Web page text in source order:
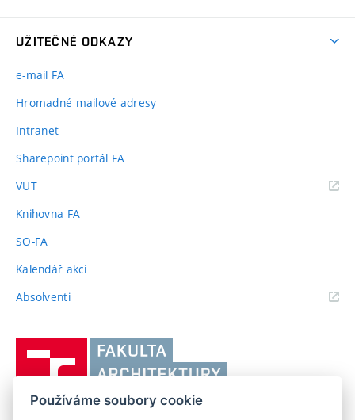
UŽITEČNÉ ODKAZY
e-mail FA
Hromadné mailové adresy
Intranet
Sharepoint portál FA
VUT(externí
Knihovna FA
SO-FA
Kalendář akcí
Absolventi(externí
učení
Používáme soubory cookie